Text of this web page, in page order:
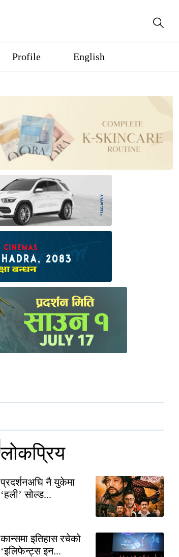
Profile English
लोकप्रिय
प्रदर्शनअघि नै युकेमा
‘हली’ सोल्ड...
कान्समा इतिहास रचेको
‘इलिफेन्ट्स इन...